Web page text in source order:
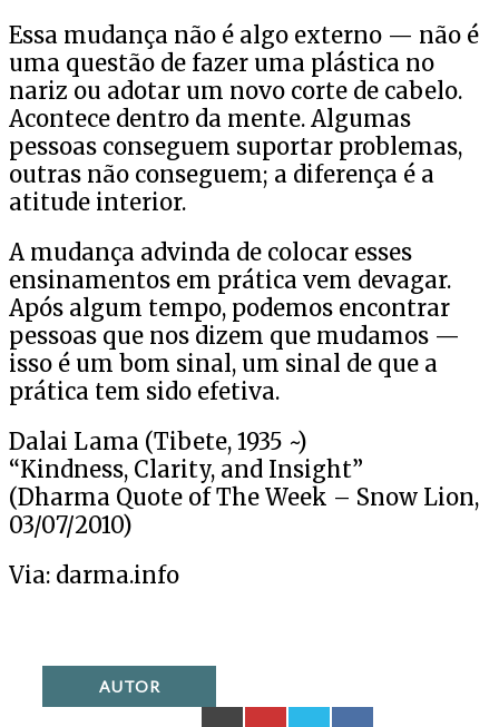
Essa mudança não é algo externo — não é
uma questão de fazer uma plástica no
nariz ou adotar um novo corte de cabelo.
Acontece dentro da mente. Algumas
pessoas conseguem suportar problemas,
outras não conseguem; a diferença é a
atitude interior.
A mudança advinda de colocar esses
ensinamentos em prática vem devagar.
Após algum tempo, podemos encontrar
pessoas que nos dizem que mudamos —
isso é um bom sinal, um sinal de que a
prática tem sido efetiva.
Dalai Lama (Tibete, 1935 ~)
“Kindness, Clarity, and Insight”
(Dharma Quote of The Week – Snow Lion,
03/07/2010)
Via: darma.info
AUTOR